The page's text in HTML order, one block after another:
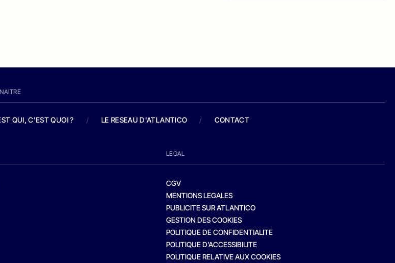
QUI, C'EST QUOI ? / LE RESEAU D'ATLANTICO / CONTACT
LEGAL
CGV
MENTIONS LEGALES
PUBLICITE SUR ATLANTICO
GESTION DES COOKIES
POLITIQUE DE CONFIDENTIALITE
POLITIQUE D’ACCESSIBILITE
POLITIQUE RELATIVE AUX COOKIES